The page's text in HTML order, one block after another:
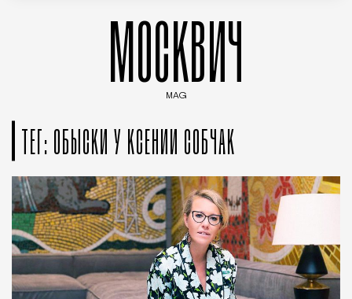
МОСКВИЧ
MAG
ТЕГ: ОБЫСКИ У КСЕНИИ СОБЧАК